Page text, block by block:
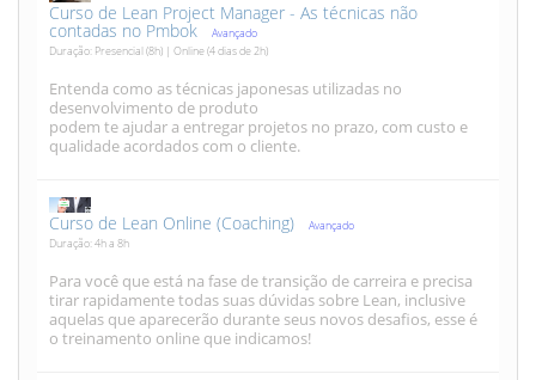
Curso de Lean Project Manager - As técnicas não
contadas no Pmbok
Avançado
Duração: Presencial (8h) | Online (4 dias de 2h)
Entenda como as técnicas japonesas utilizadas no
desenvolvimento de produto
podem te ajudar a entregar projetos no prazo, com custo e
qualidade acordados com o cliente.
Curso de Lean Online (Coaching)
Avançado
Duração: 4h a 8h
Para você que está na fase de transição de carreira e precisa
tirar rapidamente todas suas dúvidas sobre Lean, inclusive
aquelas que aparecerão durante seus novos desafios, esse é
o treinamento online que indicamos!